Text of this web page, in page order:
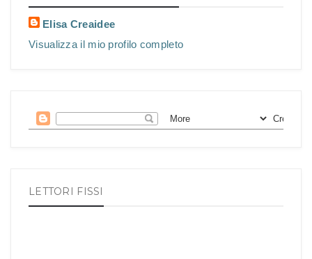
Elisa Creaidee
Visualizza il mio profilo completo
LETTORI FISSI